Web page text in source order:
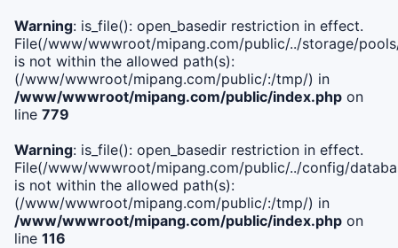
Warning: is_file(): open_basedir restriction in effect.
File(/www/wwwroot/mipang.com/public/../storage/
is not within the allowed path(s):
(/www/wwwroot/mipang.com/public/:/tmp/) in
/www/wwwroot/mipang.com/public/index.php on
line 779
Warning: is_file(): open_basedir restriction in effect.
File(/www/wwwroot/mipang.com/public/../config/
is not within the allowed path(s):
(/www/wwwroot/mipang.com/public/:/tmp/) in
/www/wwwroot/mipang.com/public/index.php on
line 116